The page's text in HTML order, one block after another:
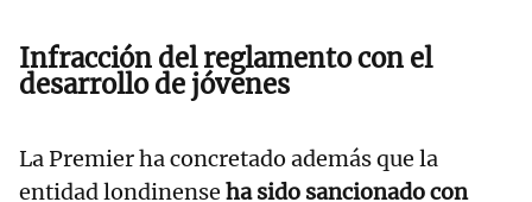
Infracción del reglamento con el
desarrollo de jóvenes
La Premier ha concretado además que la
entidad londinense ha sido sancionado con